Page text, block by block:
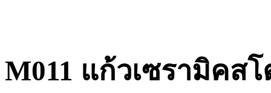
M011 แก้วเซรามิคส